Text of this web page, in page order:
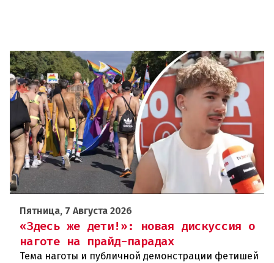
Пятница, 7 Августа 2026
«Здесь же дети!»: новая дискуссия о
наготе на прайд-парадах
Тема наготы и публичной демонстрации фетишей